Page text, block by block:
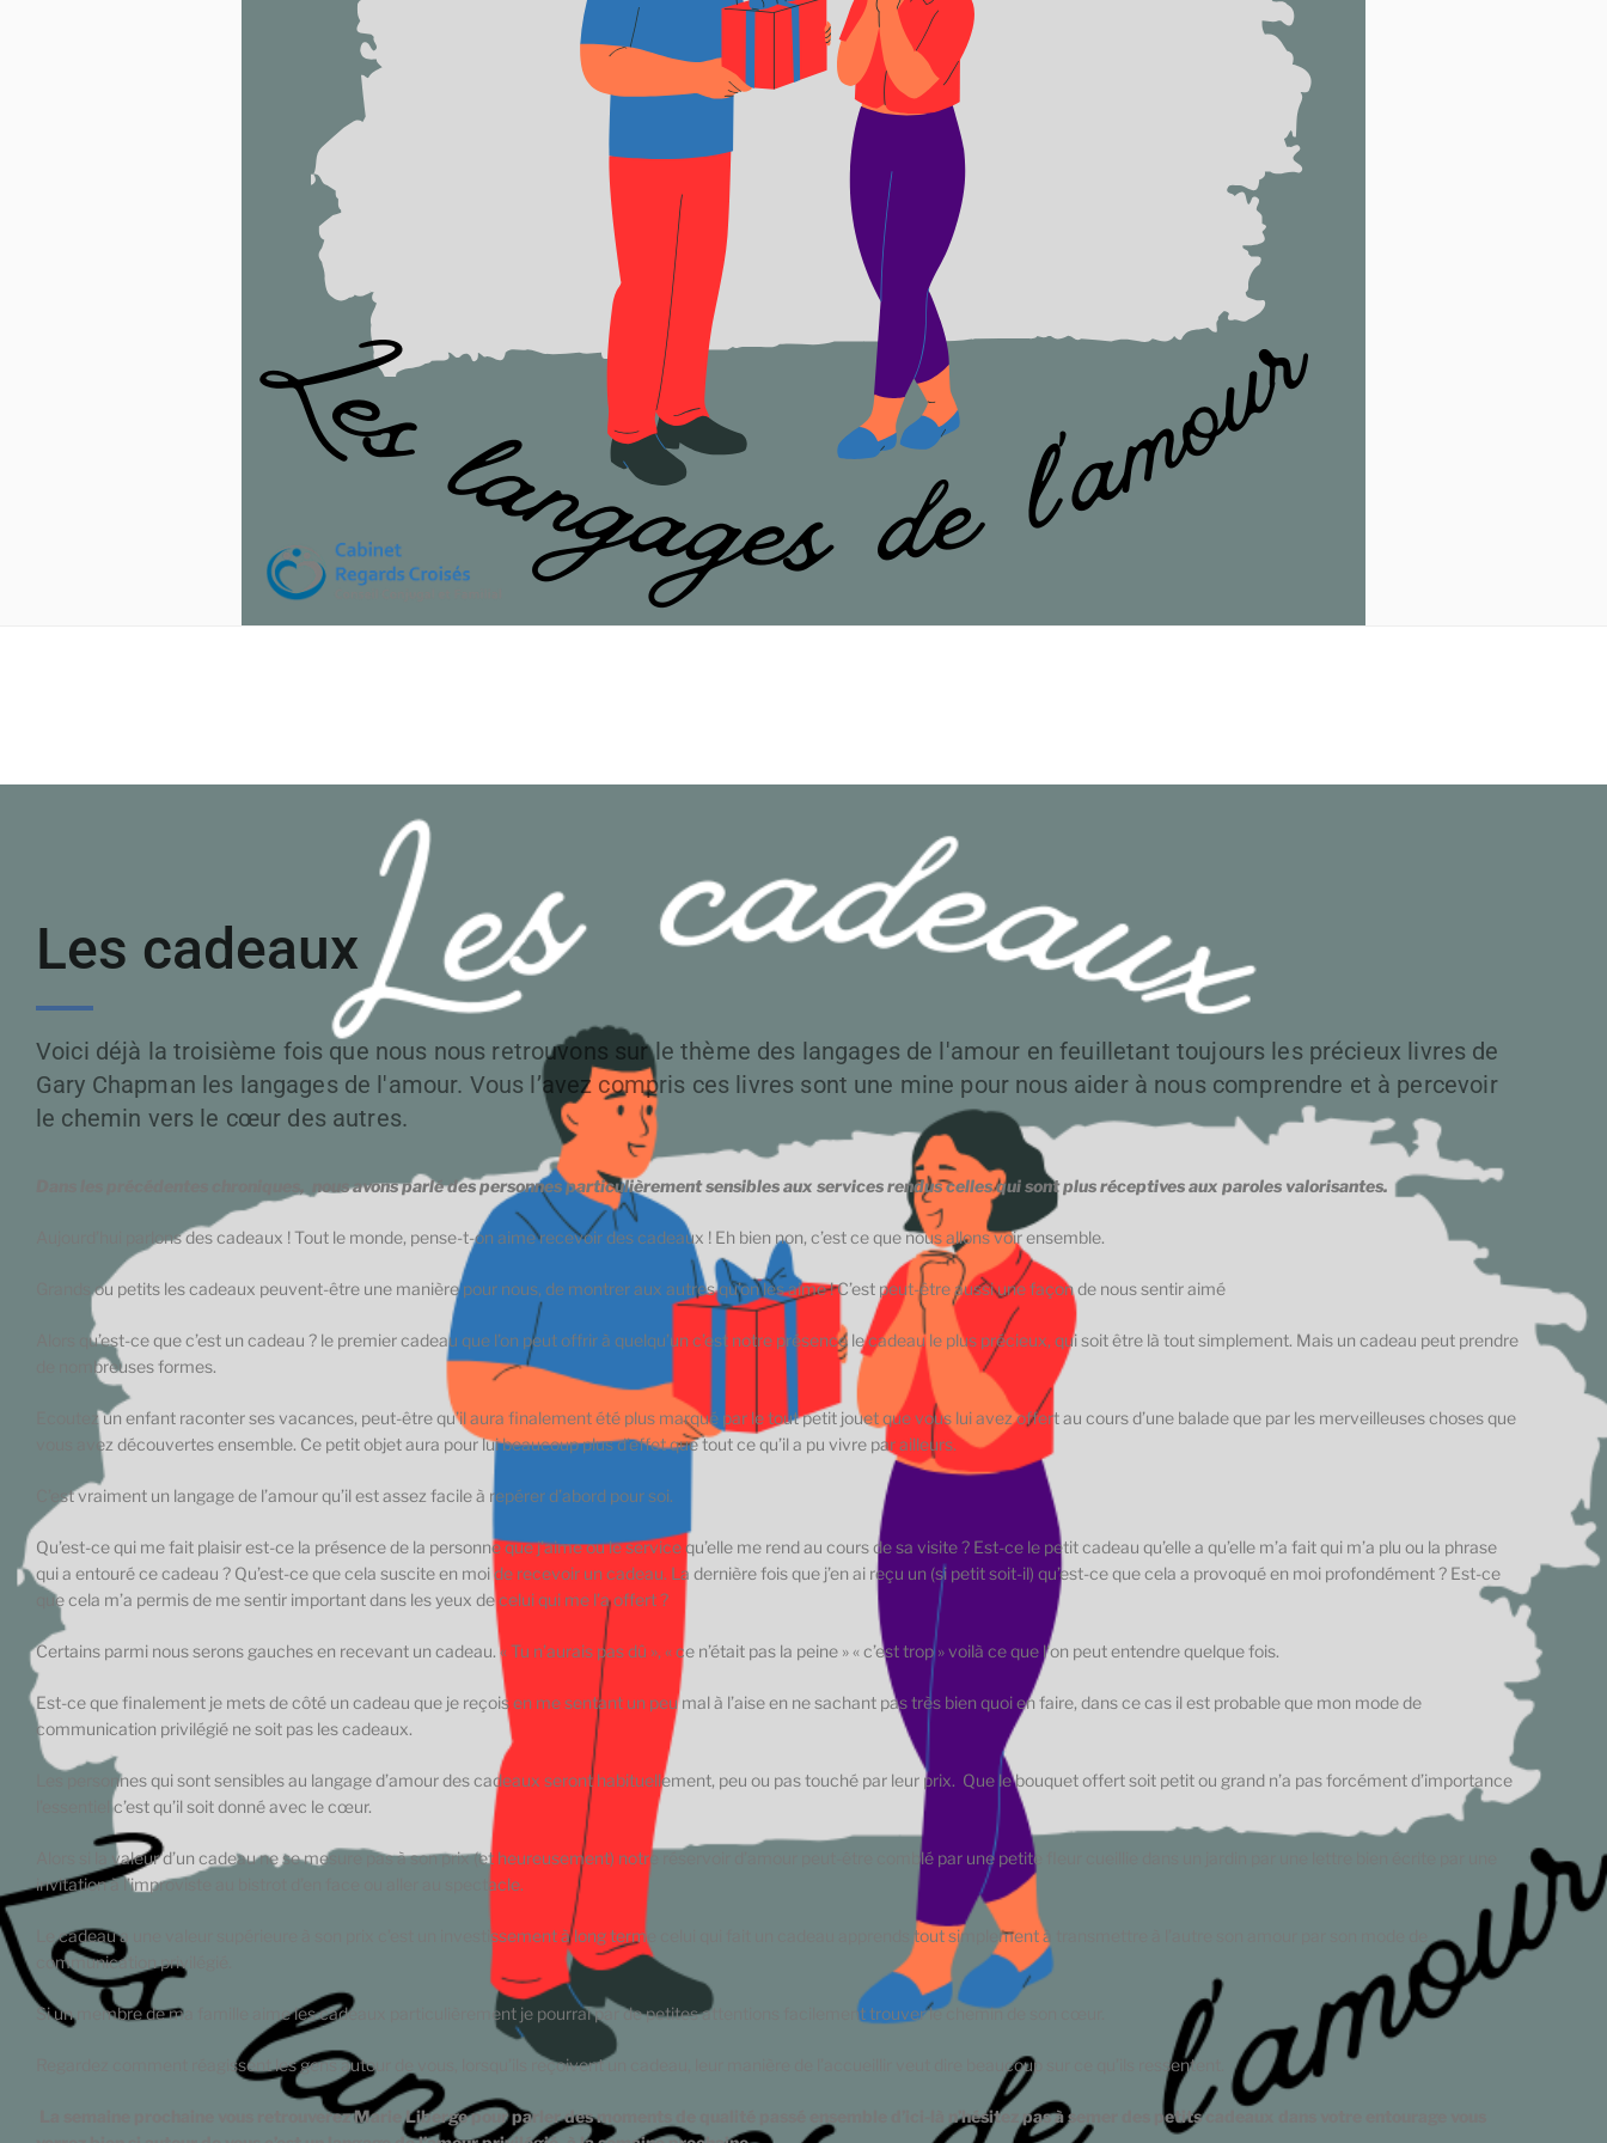
Les cadeaux
Voici déjà la troisième fois que nous nous retrouvons sur le thème des langages de l'amour en feuilletant toujours les précieux livres de
Gary Chapman les langages de l'amour. Vous l’avez compris ces livres sont une mine pour nous aider à nous comprendre et à percevoir
le chemin vers le cœur des autres.
Dans les précédentes chroniques, nous avons parlé des personnes particulièrement sensibles aux services rendus celles qui sont plus réceptives aux paroles valorisantes.
Aujourd’hui parlons des cadeaux ! Tout le monde, pense-t-on aime recevoir des cadeaux ! Eh bien non, c’est ce que nous allons voir ensemble.
Grands ou petits les cadeaux peuvent-être une manière pour nous, de montrer aux autres qu’on les aime ! C’est peut-être aussi une façon de nous sentir aimé
Alors qu’est-ce que c’est un cadeau ? le premier cadeau que l’on peut offrir à quelqu’un c’est notre présence le cadeau le plus précieux, qui soit être là tout simplement. Mais un cadeau peut prendre
de nombreuses formes.
Ecoutez un enfant raconter ses vacances, peut-être qu’il aura finalement été plus marqué par le tout petit jouet que vous lui avez offert au cours d’une balade que par les merveilleuses choses que
vous avez découvertes ensemble. Ce petit objet aura pour lui beaucoup plus d’effet que tout ce qu’il a pu vivre par ailleurs.
C’est vraiment un langage de l’amour qu’il est assez facile à repérer d’abord pour soi.
Qu’est-ce qui me fait plaisir est-ce la présence de la personne que j’aime ou le service qu’elle me rend au cours de sa visite ? Est-ce le petit cadeau qu’elle a qu’elle m’a fait qui m’a plu ou la phrase
qui a entouré ce cadeau ? Qu’est-ce que cela suscite en moi de recevoir un cadeau. La dernière fois que j’en ai reçu un (si petit soit-il) qu’est-ce que cela a provoqué en moi profondément ? Est-ce
que cela m’a permis de me sentir important dans les yeux de celui qui me l’a offert ?
Certains parmi nous serons gauches en recevant un cadeau. « Tu n’aurais pas dû », « ce n’était pas la peine » « c’est trop » voilà ce que l‘on peut entendre quelque fois.
Est-ce que finalement je mets de côté un cadeau que je reçois en me sentant un peu mal à l’aise en ne sachant pas très bien quoi en faire, dans ce cas il est probable que mon mode de
communication privilégié ne soit pas les cadeaux.
Les personnes qui sont sensibles au langage d’amour des cadeaux seront habituellement, peu ou pas touché par leur prix. Que le bouquet offert soit petit ou grand n’a pas forcément d’importance
l’essentiel c’est qu’il soit donné avec le cœur.
Alors si la valeur d’un cadeau ne se mesure pas à son prix (et heureusement) notre réservoir d’amour peut-être comblé par une petite fleur cueillie dans un jardin par une lettre bien écrite par une
invitation à l’improviste au bistrot d’en face ou aller au spectacle.
Le cadeau a une valeur supérieure à son prix c’est un investissement à long terme celui qui fait un cadeau apprends tout simplement à transmettre à l’autre son amour par son mode de
communication privilégié.
Si un membre de ma famille aime les cadeaux particulièrement je pourrai par de petites attentions facilement trouver le chemin de son cœur.
Regardez comment réagissent les gens autour de vous, lorsqu’ils reçoivent un cadeau, leur manière de l’accueillir veut dire beaucoup sur ce qu’ils ressentent.
La semaine prochaine vous retrouverez Marie Liberge pour parler des moments de qualité passé ensemble d’ici-là n’hésitez pas à semer des petits cadeaux dans votre entourage vous